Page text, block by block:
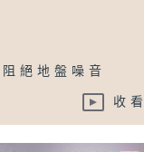
絕地盤噪音
收看